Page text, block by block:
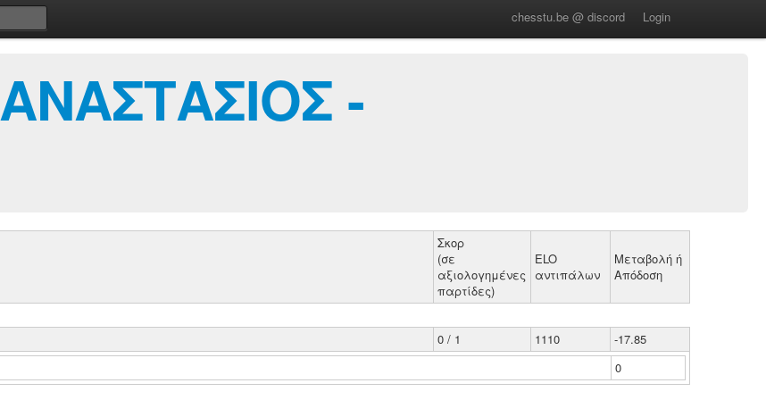
chesstu.be @ discord Login
-
Σκορ
(σε
αξιολογημένες
παρτίδες)
ELO
αντιπάλων
Μεταβολή ή
Απόδοση
0 / 1 1110
-17.85
0